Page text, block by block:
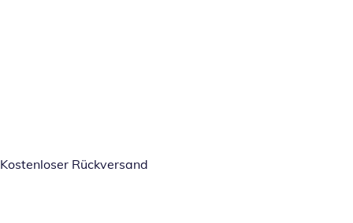
Kostenloser Rückversand